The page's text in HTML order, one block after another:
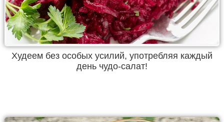
Худеем без особых усилий, употребляя каждый
день чудо-салат!